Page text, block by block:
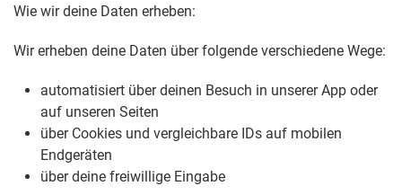
Wie wir deine Daten erheben:
Wir erheben deine Daten über folgende verschiedene Wege:
automatisiert über deinen Besuch in unserer App oder
auf unseren Seiten
über Cookies und vergleichbare IDs auf mobilen
Endgeräten
über deine freiwillige Eingabe